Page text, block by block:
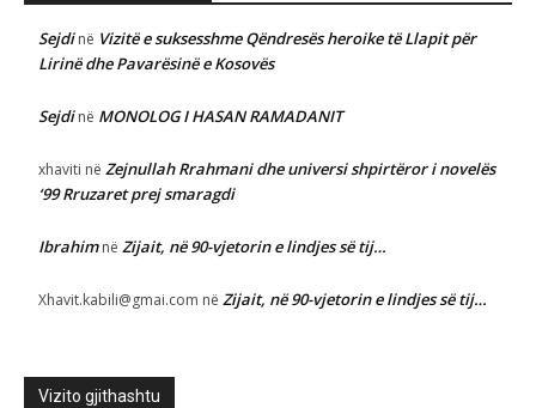
Sejdinë Vizitë e suksesshme Qëndresës heroike të Llapit për
Lirinë dhe Pavarësinë e Kosovës
Sejdinë MONOLOG I HASAN RAMADANIT
xhaviti në Zejnullah Rrahmani dhe universi shpirtëror i novelës
‘99 Rruzaret prej smaragdi
Ibrahimnë Zijait, në 90-vjetorin e lindjes së tij…
Xhavit.kabili@gmai.com në Zijait, në 90-vjetorin e lindjes së tij…
Vizito gjithashtu